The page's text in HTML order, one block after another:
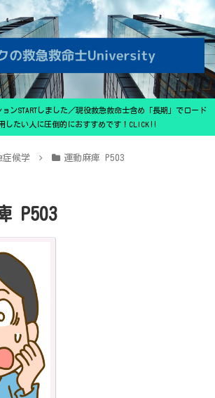
ンSTARTしました／現役救急救命士含め「長期」でロード
したい人に圧倒的におすすめです！CLICK‼
症候学 運動麻痺 P503
P503